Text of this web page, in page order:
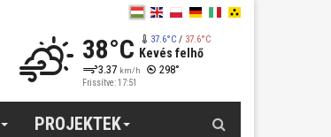
38°C 37.6°C/ 37.6°C
Kevés felhő
3.37 km/h 298°
Frissítve: 17:51
PROJEKTEK